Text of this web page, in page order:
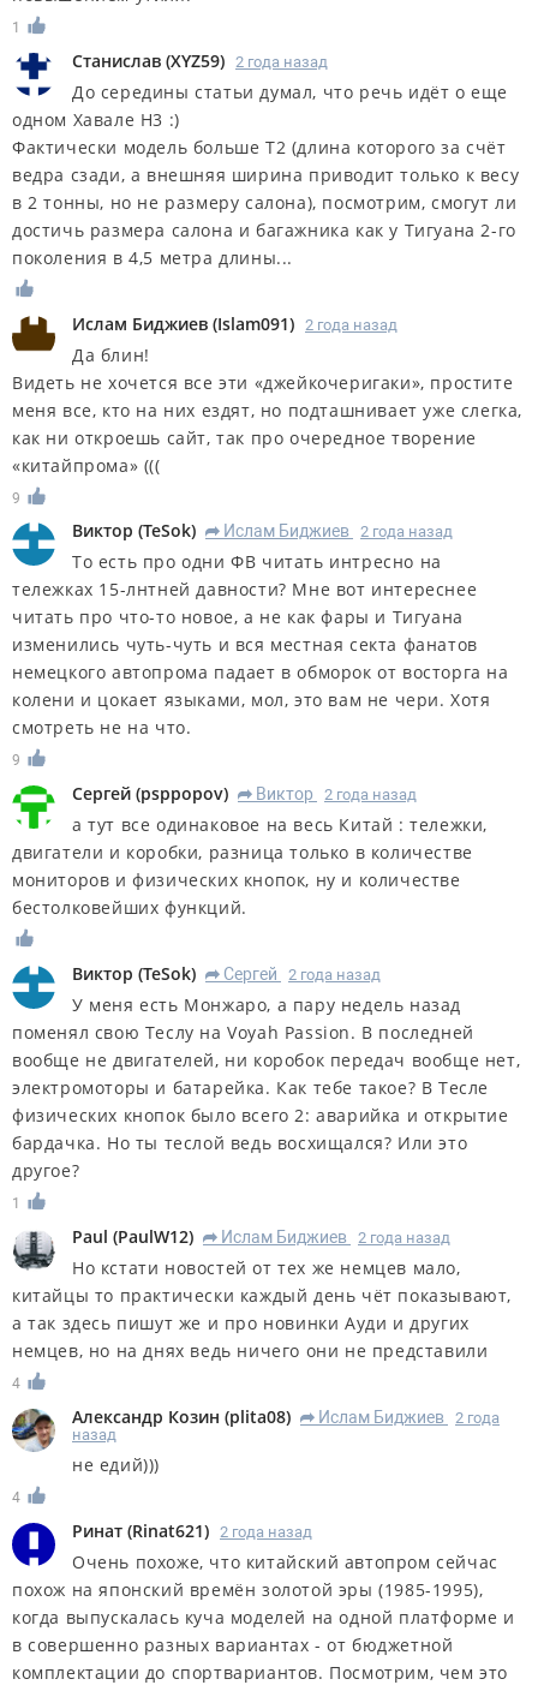
1
Станислав (XYZ59) 2 года назад
До середины статьи думал, что речь идёт о еще
одном Хавале Н3 :)
Фактически модель больше Т2 (длина которого за счёт
ведра сзади, а внешняя ширина приводит только к весу
в 2 тонны, но не размеру салона), посмотрим, смогут ли
достичь размера салона и багажника как у Тигуана 2-го
поколения в 4,5 метра длины...
Ислам Биджиев (Islam091) 2 года назад
Да блин!
Видеть не хочется все эти «джейкочеригаки», простите
меня все, кто на них ездят, но подташнивает уже слегка,
как ни откроешь сайт, так про очередное творение
«китайпрома» (((
9
Виктор (TeSok) R Ислам Биджиев 2 года назад
То есть про одни ФВ читать интресно на
тележках 15-лнтней давности? Мне вот интереснее
читать про что-то новое, а не как фары и Тигуана
изменились чуть-чуть и вся местная секта фанатов
немецкого автопрома падает в обморок от восторга на
колени и цокает языками, мол, это вам не чери. Хотя
смотреть не на что.
9
Сергей (psppopov) R Виктор 2 года назад
а тут все одинаковое на весь Китай : тележки,
двигатели и коробки, разница только в количестве
мониторов и физических кнопок, ну и количестве
бестолковейших функций.
Виктор (TeSok) R Сергей 2 года назад
У меня есть Монжаро, а пару недель назад
поменял свою Теслу на Voyah Passion. В последней
вообще не двигателей, ни коробок передач вообще нет,
электромоторы и батарейка. Как тебе такое? В Тесле
физических кнопок было всего 2: аварийка и открытие
бардачка. Но ты теслой ведь восхищался? Или это
другое?
1
Paul (PaulW12) R Ислам Биджиев 2 года назад
Но кстати новостей от тех же немцев мало,
китайцы то практически каждый день чёт показывают,
а так здесь пишут же и про новинки Ауди и других
немцев, но на днях ведь ничего они не представили
4
Александр Козин (plita08) R Ислам Биджиев
2 года
назад
не едий)))
4
Ринат (Rinat621) 2 года назад
Очень похоже, что китайский автопром сейчас
похож на японский времён золотой эры (1985-1995),
когда выпускалась куча моделей на одной платформе и
в совершенно разных вариантах - от бюджетной
комплектации до спортвариантов. Посмотрим, чем это